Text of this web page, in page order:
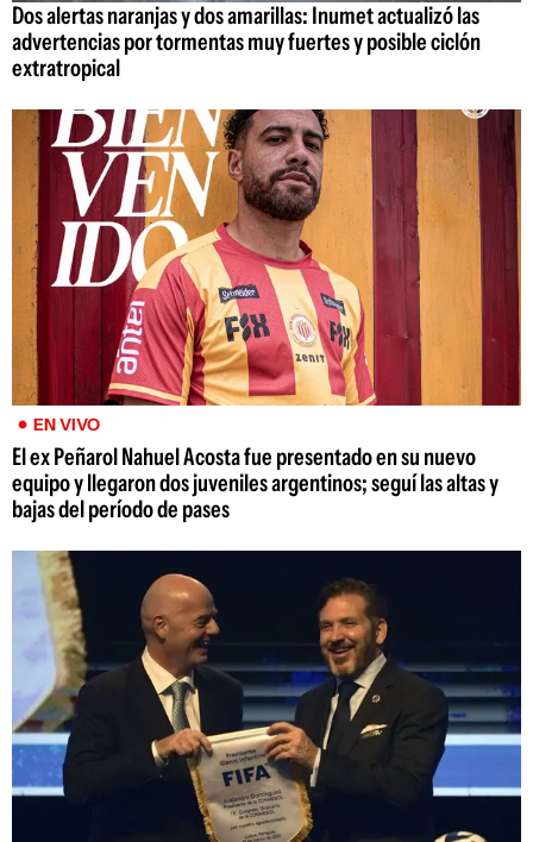
Dos alertas naranjas y dos amarillas: Inumet actualizó las
advertencias por tormentas muy fuertes y posible ciclón
extratropical
EN VIVO
El ex Peñarol Nahuel Acosta fue presentado en su nuevo
equipo y llegaron dos juveniles argentinos; seguí las altas y
bajas del período de pases